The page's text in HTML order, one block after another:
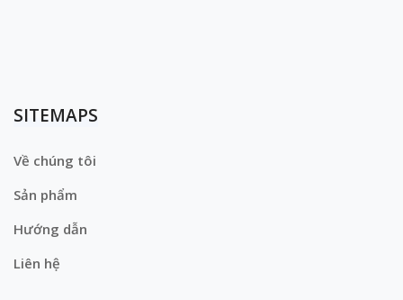
SITEMAPS
Về chúng tôi
Sản phẩm
Hướng dẫn
Liên hệ